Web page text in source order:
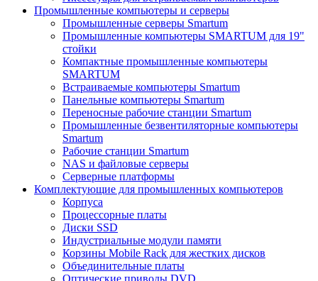
Промышленные компьютеры и серверы
Промышленные серверы Smartum
Промышленные компьютеры SMARTUM для 19"
стойки
Компактные промышленные компьютеры
SMARTUM
Встраиваемые компьютеры Smartum
Панельные компьютеры Smartum
Переносные рабочие станции Smartum
Промышленные безвентиляторные компьютеры
Smartum
Рабочие станции Smartum
NAS и файловые серверы
Серверные платформы
Комплектующие для промышленных компьютеров
Корпуса
Процессорные платы
Диски SSD
Индустриальные модули памяти
Корзины Mobile Rack для жестких дисков
Объединительные платы
Оптические приводы DVD